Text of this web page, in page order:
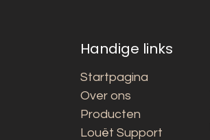
Handige links
Startpagina
Over ons
Producten
Louët Support